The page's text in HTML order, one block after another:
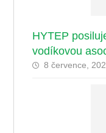
HYTEP
vodíkovou
8 července,